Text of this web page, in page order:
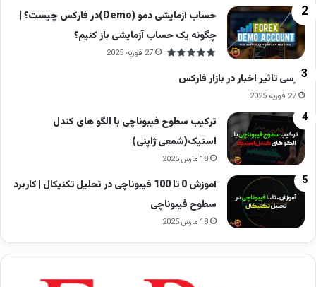
حساب آزمایشی دمو (Demo)در فارکس چیست؟ |
چگونه یک حساب آزمایشی باز کنیم؟
27 فوریه 2025
بررسی تاثیر اخبار در بازار فارکس
27 فوریه 2025
ترکیب سطوح فیبوناچی با الگو های کندل
استیک(شمعی ژاپنی)
18 مارس 2025
آموزش 0 تا 100 فیبوناچی در تحلیل تکنیکال | کاربرد
سطوح فیبوناچی
18 مارس 2025